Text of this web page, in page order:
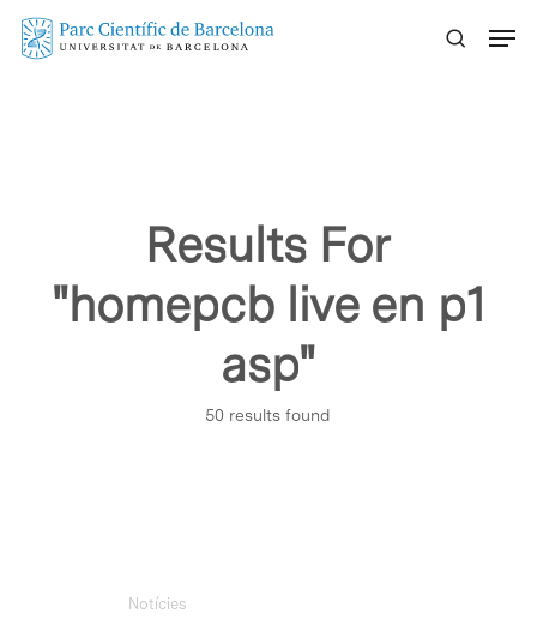
Skip
Results For
"homepcb live en p1
asp"
50 results found
Notícies